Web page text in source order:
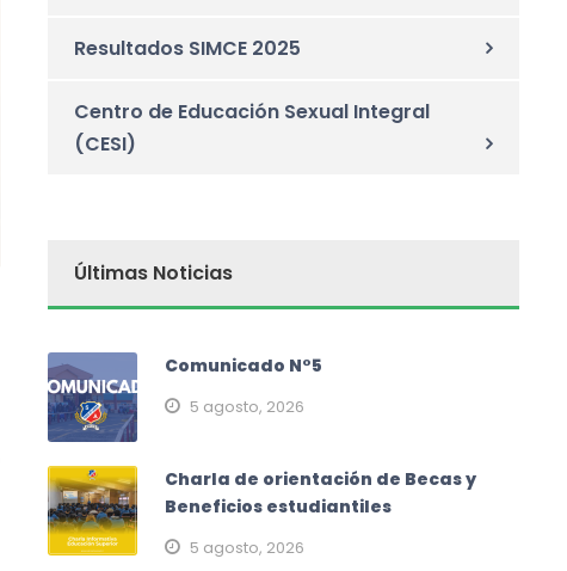
Resultados SIMCE 2025
Centro de Educación Sexual Integral
(CESI)
Últimas Noticias
Comunicado N°5
5 agosto, 2026
Charla de orientación de Becas y
Beneficios estudiantiles
5 agosto, 2026